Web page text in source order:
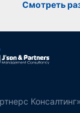
Смотреть
Консалтинг»